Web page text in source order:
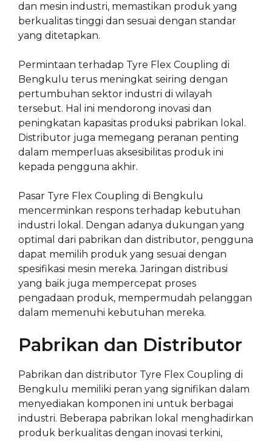
dan mesin industri, memastikan produk yang
berkualitas tinggi dan sesuai dengan standar
yang ditetapkan.
Permintaan terhadap Tyre Flex Coupling di
Bengkulu terus meningkat seiring dengan
pertumbuhan sektor industri di wilayah
tersebut. Hal ini mendorong inovasi dan
peningkatan kapasitas produksi pabrikan lokal.
Distributor juga memegang peranan penting
dalam memperluas aksesibilitas produk ini
kepada pengguna akhir.
Pasar Tyre Flex Coupling di Bengkulu
mencerminkan respons terhadap kebutuhan
industri lokal. Dengan adanya dukungan yang
optimal dari pabrikan dan distributor, pengguna
dapat memilih produk yang sesuai dengan
spesifikasi mesin mereka. Jaringan distribusi
yang baik juga mempercepat proses
pengadaan produk, mempermudah pelanggan
dalam memenuhi kebutuhan mereka.
Pabrikan dan Distributor
Pabrikan dan distributor Tyre Flex Coupling di
Bengkulu memiliki peran yang signifikan dalam
menyediakan komponen ini untuk berbagai
industri. Beberapa pabrikan lokal menghadirkan
produk berkualitas dengan inovasi terkini,